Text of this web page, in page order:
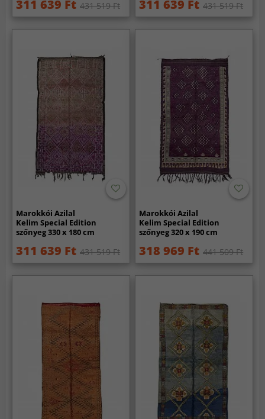
311 639 Ft 431 519 Ft 311 639 Ft 431 519 Ft
Marokkói Azilal
Kelim Special Edition
szőnyeg 330 x 180 cm
311 639 Ft 431 519 Ft
Marokkói Azilal
Kelim Special Edition
szőnyeg 320 x 190 cm
318 969 Ft 441 509 Ft